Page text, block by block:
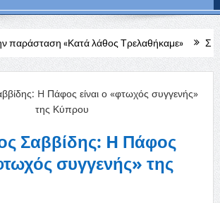
λάθος Τρελαθήκαμε» Σε λιγότερο από
Σαββίδης: H Πάφος
συγγενής» της